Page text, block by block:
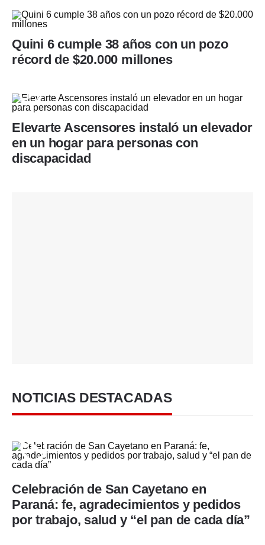
Quini 6 cumple 38 años con un pozo
récord de $20.000 millones
Elevarte Ascensores instaló un elevador
en un hogar para personas con
discapacidad
NOTICIAS DESTACADAS
Celebración de San Cayetano en
Paraná: fe, agradecimientos y pedidos
por trabajo, salud y “el pan de cada día”